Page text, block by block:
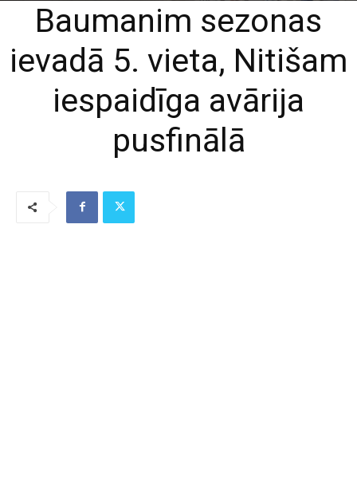
Baumanim sezonas
ievadā 5. vieta, Nitišam
iespaidīga avārija
pusfinālā